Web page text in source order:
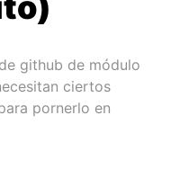
github de módulo
ciertos
pornerlo en